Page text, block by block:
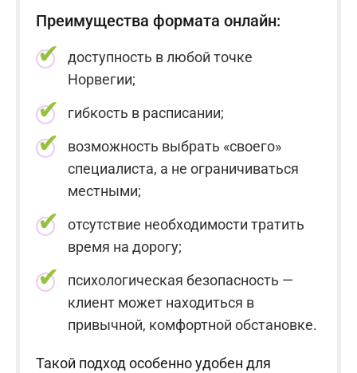
Преимущества формата онлайн:
доступность в любой точке
Норвегии;
гибкость в расписании;
возможность выбрать «своего»
специалиста, а не ограничиваться
местными;
отсутствие необходимости тратить
время на дорогу;
психологическая безопасность —
клиент может находиться в
привычной, комфортной обстановке.
Такой подход особенно удобен для